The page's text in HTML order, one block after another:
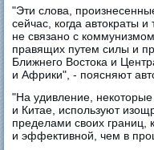
"Эти слова,
сейчас, когда автократы
не связано с
правящих путем силы и
Ближнего Востока и
и Африки", - поясняют
"На удивление,
и Китае, используют
пределами своих границ,
и эффективной, чем в